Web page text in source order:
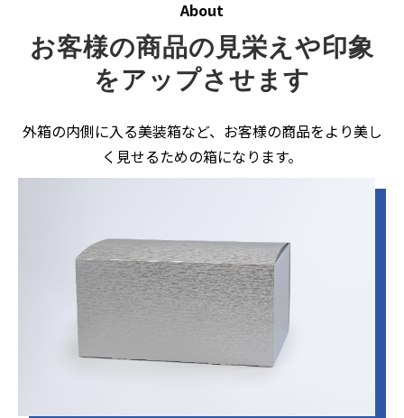
About
お客様の商品の見栄えや印象
をアップさせます
外箱の内側に入る美装箱など、お客様の商品をより美し
く見せるための箱になります。